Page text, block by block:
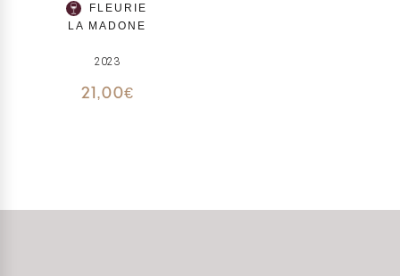
FLEURIE
LA MADONE
2023
21,00€